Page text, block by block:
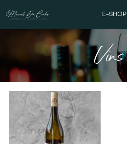
E-SHOP
Vins